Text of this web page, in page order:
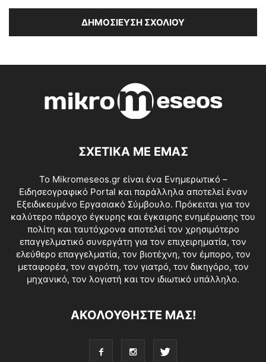
ΣΧΕΤΙΚΑ ΜΕ ΕΜΑΣ
Το Mikromeseos.gr είναι ένα Ενημερωτικό –
Ειδησεογραφικό Portal και παράλληλα αποτελεί έναν
Εξειδικευμένο Εργασιακό Σύμβουλο. Πρόκειται για τον
καλύτερο πάροχο έγκυρης και έγκαιρης ενημέρωσης του
πολίτη και ταυτόχρονα αποτελεί τον χρησιμότερο
επαγγελματικό συνεργάτη για τον επιχειρηματία, τον
ελεύθερο επαγγελματία, τον βιοτέχνη, τον έμπορο, τον
μεταφορέα, τον αγρότη, τον γιατρό, τον δικηγόρο, τον
μηχανικό, τον λογιστή και τον ιδιωτικό υπάλληλο.
ΑΚΟΛΟΥΘΗΣΤΕ ΜΑΣ!